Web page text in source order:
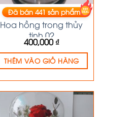
HOA KHÔ
Hoa hồng trong thủy
tinh 02
400,000₫
Đã bán441sản phẩm
THÊM VÀO GIỎ HÀNG